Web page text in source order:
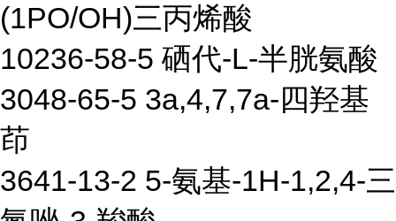
(1PO/OH)三丙烯酸
10236-58-5 硒代-L-半胱氨酸
3048-65-5 3a,4,7,7a-四羟基
茚
3641-13-2 5-氨基-1H-1,2,4-三